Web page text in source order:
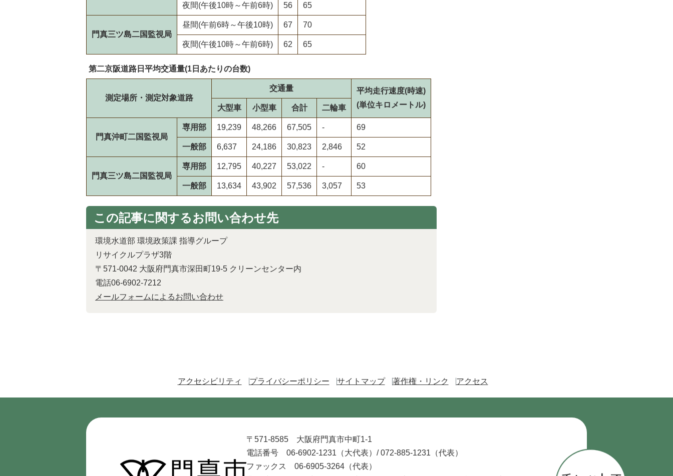
夜間(午後10時～午前6時) 56 65
門真三ツ島二国監視局
昼間(午前6時～午後10時) 67 70
夜間(午後10時～午前6時) 62 65
第二京阪道路日平均交通量(1日あたりの台数)
測定場所・測定対象道路
交通量
平均走行速度(時速)
(単位キロメートル)
大型車 小型車 合計 二輪車
門真沖町二国監視局
専用部 19,239 48,266 67,505 - 69
一般部 6,637 24,186 30,823 2,846 52
門真三ツ島二国監視局
専用部 12,795 40,227 53,022 - 60
一般部 13,634 43,902 57,536 3,057 53
この記事に関するお問い合わせ先
環境水道部 環境政策課 指導グループ
リサイクルプラザ3階
〒571-0042 大阪府門真市深田町19-5 クリーンセンター内
電話06-6902-7212
メールフォームによるお問い合わせ
アクセシビリティ プライバシーポリシー サイトマップ 著作権・リンク アクセス
門
〒571-8585 大阪府門真市中町1-1
電話番号 06-6902-1231（大代表）/072-885-1231（代表）
ファックス 06-6905-3264（代表）